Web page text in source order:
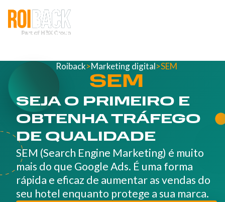
Roiback>Marketing digital>SEM
SEM
SEJA O PRIMEIRO E
OBTENHA TRÁFEGO
DE QUALIDADE
SEM (Search Engine Marketing) é muito
mais do que Google Ads. É uma forma
rápida e eficaz de aumentar as vendas do
seu hotel enquanto protege a sua marca.